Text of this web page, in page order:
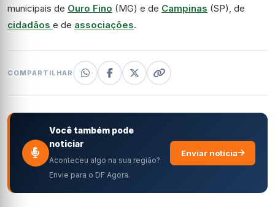
municipais de Ouro Fino (MG) e de Campinas (SP), de
cidadãos e de associações.
COMPARTILHAR
Você também pode
noticiar
Aconteceu algo na sua região?
Envie para o DF Agora.
Enviar notícia